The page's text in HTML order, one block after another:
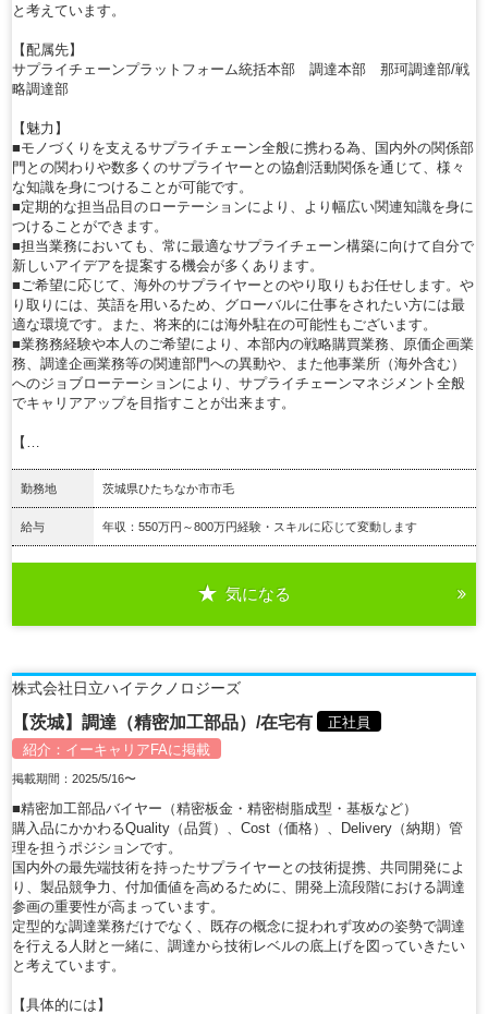
と考えています。
【配属先】
サプライチェーンプラットフォーム統括本部 調達本部 那珂調達部/戦
略調達部
【魅力】
■モノづくりを支えるサプライチェーン全般に携わる為、国内外の関係部
門との関わりや数多くのサプライヤーとの協創活動関係を通じて、様々
な知識を身につけることが可能です。
■定期的な担当品目のローテーションにより、より幅広い関連知識を身に
つけることができます。
■担当業務においても、常に最適なサプライチェーン構築に向けて自分で
新しいアイデアを提案する機会が多くあります。
■ご希望に応じて、海外のサプライヤーとのやり取りもお任せします。や
り取りには、英語を用いるため、グローバルに仕事をされたい方には最
適な環境です。また、将来的には海外駐在の可能性もございます。
■業務務経験や本人のご希望により、本部内の戦略購買業務、原価企画業
務、調達企画業務等の関連部門への異動や、また他事業所（海外含む）
へのジョブローテーションにより、サプライチェーンマネジメント全般
でキャリアアップを目指すことが出来ます。
【…
勤務地 茨城県ひたちなか市市毛
給与 年収：550万円～800万円経験・スキルに応じて変動します
気になる
株式会社日立ハイテクノロジーズ
【茨城】調達（精密加工部品）/在宅有
正社員
紹介： イーキャリアFAに掲載
掲載期間：2025/5/16〜
■精密加工部品バイヤー（精密板金・精密樹脂成型・基板など）
購入品にかかわるQuality（品質）、Cost（価格）、Delivery（納期）管
理を担うポジションです。
国内外の最先端技術を持ったサプライヤーとの技術提携、共同開発によ
り、製品競争力、付加価値を高めるために、開発上流段階における調達
参画の重要性が高まっています。
定型的な調達業務だけでなく、既存の概念に捉われず攻めの姿勢で調達
を行える人財と一緒に、調達から技術レベルの底上げを図っていきたい
と考えています。
【具体的には】